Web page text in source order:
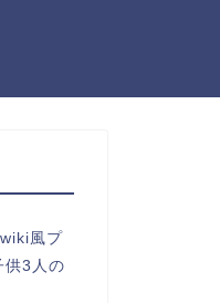
風プ
供3人の